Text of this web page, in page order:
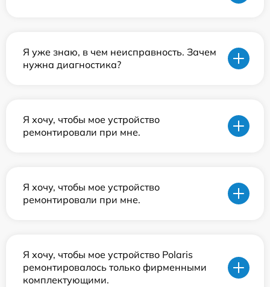
Я уже знаю, в чем неисправность. Зачем
нужна диагностика?
Я хочу, чтобы мое устройство
ремонтировали при мне.
Я хочу, чтобы мое устройство
ремонтировали при мне.
Я хочу, чтобы мое устройство Polaris
ремонтировалось только фирменными
комплектующими.